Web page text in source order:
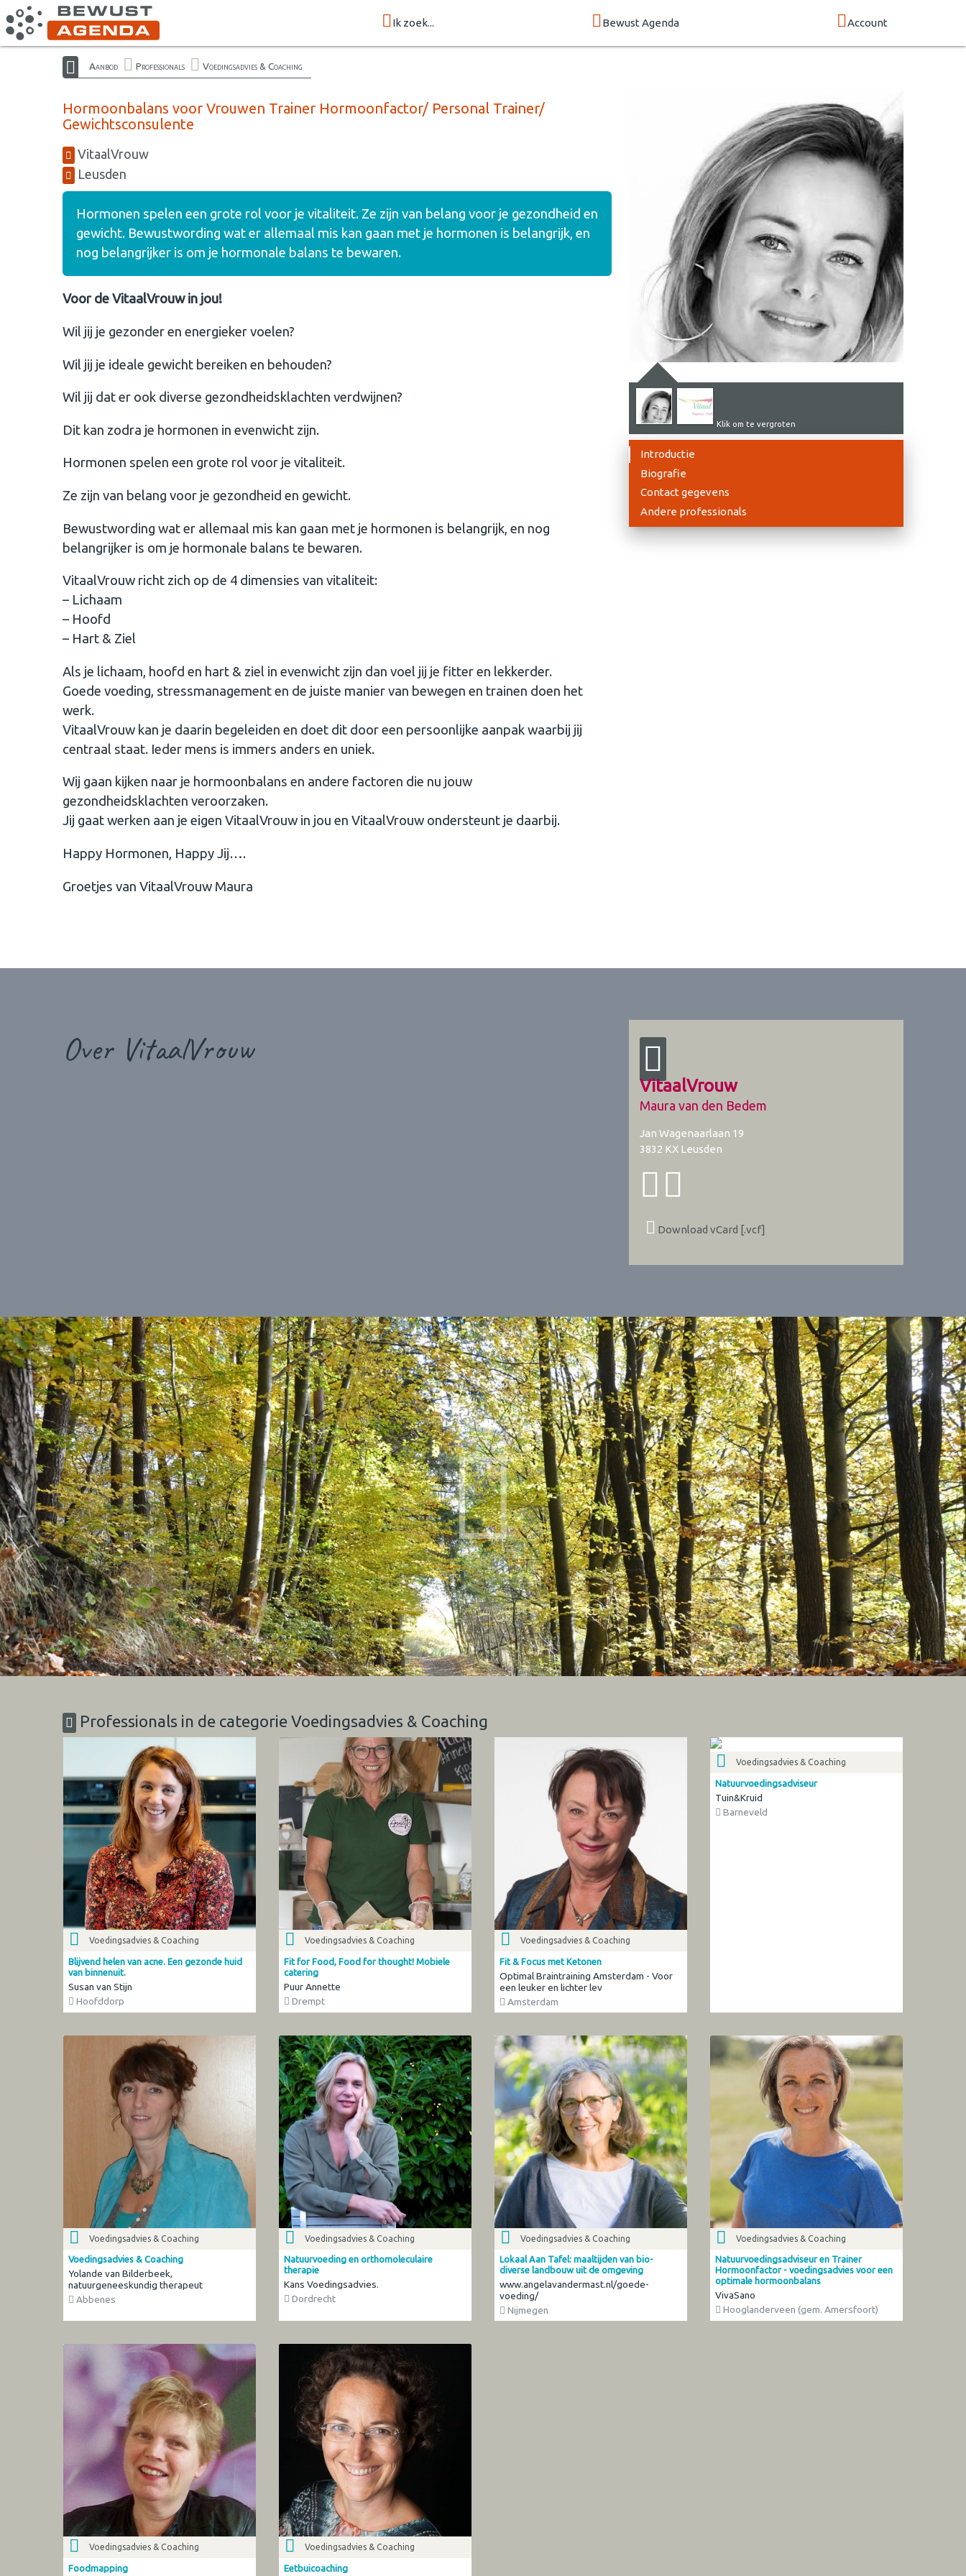
Ik zoek... Bewust Agenda Account
Aanbod Professionals Voedingsadvies & Coaching
Hormoonbalans voor Vrouwen Trainer Hormoonfactor/ Personal Trainer/
Gewichtsconsulente
VitaalVrouw
Leusden
Hormonen spelen een grote rol voor je vitaliteit. Ze zijn van belang voor je gezondheid en
gewicht. Bewustwording wat er allemaal mis kan gaan met je hormonen is belangrijk, en
nog belangrijker is om je hormonale balans te bewaren.
Voor de VitaalVrouw in jou!
Wil jij je gezonder en energieker voelen?
Wil jij je ideale gewicht bereiken en behouden?
Wil jij dat er ook diverse gezondheidsklachten verdwijnen?
Dit kan zodra je hormonen in evenwicht zijn.
Hormonen spelen een grote rol voor je vitaliteit.
Ze zijn van belang voor je gezondheid en gewicht.
Bewustwording wat er allemaal mis kan gaan met je hormonen is belangrijk, en nog
belangrijker is om je hormonale balans te bewaren.
VitaalVrouw richt zich op de 4 dimensies van vitaliteit:
– Lichaam
– Hoofd
– Hart & Ziel
Als je lichaam, hoofd en hart & ziel in evenwicht zijn dan voel jij je fitter en lekkerder.
Goede voeding, stressmanagement en de juiste manier van bewegen en trainen doen het
werk.
VitaalVrouw kan je daarin begeleiden en doet dit door een persoonlijke aanpak waarbij jij
centraal staat. Ieder mens is immers anders en uniek.
Wij gaan kijken naar je hormoonbalans en andere factoren die nu jouw
gezondheidsklachten veroorzaken.
Jij gaat werken aan je eigen VitaalVrouw in jou en VitaalVrouw ondersteunt je daarbij.
Happy Hormonen, Happy Jij….
Groetjes van VitaalVrouw Maura
Klik om te vergroten
Introductie
Biografie
Contact gegevens
Andere professionals
Over VitaalVrouw
VitaalVrouw
Maura van den Bedem
Jan Wagenaarlaan 19
3832 KX Leusden
Download vCard [.vcf]
Professionals in de categorie Voedingsadvies & Coaching
Voedingsadvies & Coaching
Blijvend helen van acne. Een gezonde huid
van binnenuit.
Susan van Stijn
Hoofddorp
Voedingsadvies & Coaching
Fit for Food, Food for thought! Mobiele
catering
Puur Annette
Drempt
Voedingsadvies & Coaching
Fit & Focus met Ketonen
Optimal Braintraining Amsterdam - Voor
een leuker en lichter lev
Amsterdam
Voedingsadvies & Coaching
Natuurvoedingsadviseur
Tuin&Kruid
Barneveld
Voedingsadvies & Coaching
Voedingsadvies & Coaching
Yolande van Bilderbeek,
natuurgeneeskundig therapeut
Abbenes
Voedingsadvies & Coaching
Natuurvoeding en orthomoleculaire
therapie
Kans Voedingsadvies.
Dordrecht
Voedingsadvies & Coaching
Lokaal Aan Tafel: maaltijden van bio-
diverse landbouw uit de omgeving
www.angelavandermast.nl/goede-
voeding/
Nijmegen
Voedingsadvies & Coaching
Natuurvoedingsadviseur en Trainer
Hormoonfactor - voedingsadvies voor een
optimale hormoonbalans
VivaSano
Hooglanderveen (gem. Amersfoort)
Voedingsadvies & Coaching
Foodmapping
Voedingsadvies & Coaching
Eetbuicoaching